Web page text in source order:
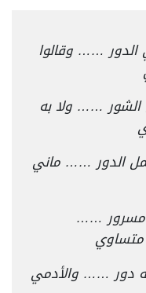
الدور …… وقالوا
الشور …… ولا به
الدور …… ماني
مسرور ……
دور …… والأدمي